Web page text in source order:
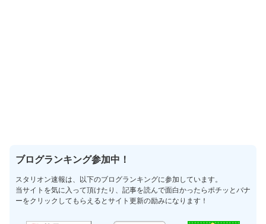
ブログランキング参加中！
スタリオン速報は、以下のブログランキングに参加しています。
当サイトを気に入って頂けたり、記事を読んで面白かったらポチッとバナ
ーをクリックしてもらえるとサイト更新の励みになります！